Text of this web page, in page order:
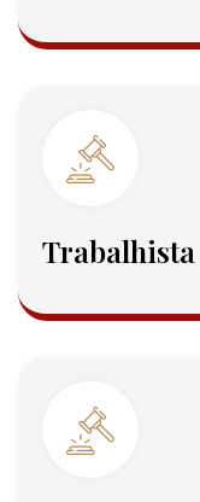
Trabalhista